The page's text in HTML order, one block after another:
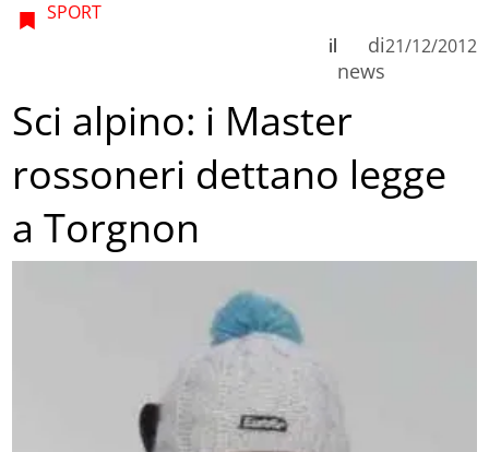
SPORT
di
news
il 21/12/2012
Sci alpino: i Master
rossoneri dettano legge
a Torgnon